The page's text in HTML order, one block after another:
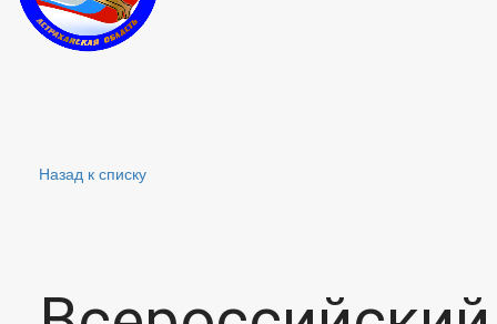
Назад к списку